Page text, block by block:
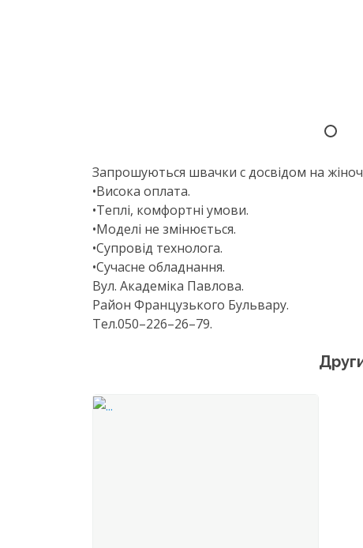
Запрошуються швачки с досвідом на
•Висока оплата.
•Теплі, комфортні умови.
•Моделі не змінюється.
•Супровід технолога.
•Сучасне обладнання.
Вул. Академіка Павлова.
Район Французького Бульвару.
Тел.050–226–26–79.